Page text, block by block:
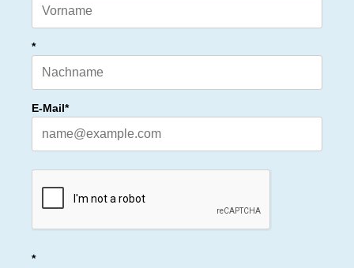
*
E-Mail*
*